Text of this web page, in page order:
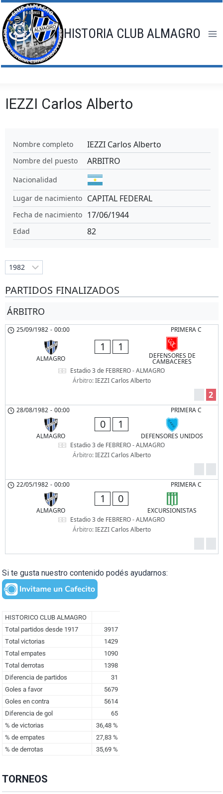
Saltar
al
contenido
HISTORIA CLUB ALMAGRO
IEZZI Carlos Alberto
Nombre completo IEZZI Carlos Alberto
Nombre del puesto ARBITRO
Nacionalidad
Lugar de nacimiento
CAPITAL FEDERAL
Fecha de nacimiento 17/06/1944
Edad 82
PARTIDOS FINALIZADOS
ÁRBITRO
PRIMERA C
25/09/1982 - 00:00
ALMAGRO
1 1
DEFENSORES DE
CAMBACERES
Estadio 3 de FEBRERO - ALMAGRO
Árbitro:IEZZI Carlos Alberto
2
PRIMERA C
28/08/1982 - 00:00
ALMAGRO
0 1
DEFENSORES UNIDOS
Estadio 3 de FEBRERO - ALMAGRO
Árbitro:IEZZI Carlos Alberto
PRIMERA C
22/05/1982 - 00:00
ALMAGRO
1 0
EXCURSIONISTAS
Estadio 3 de FEBRERO - ALMAGRO
Árbitro:IEZZI Carlos Alberto
Si te gusta nuestro contenido podés ayudarnos:
TORNEOS